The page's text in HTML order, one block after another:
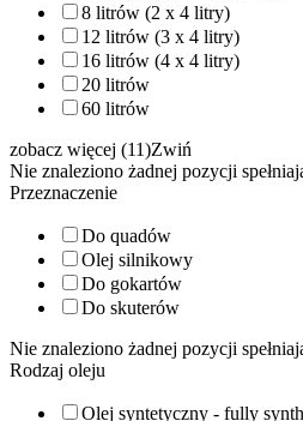
8 litrów (2 x 4 litry)
12 litrów (3 x 4 litry)
16 litrów (4 x 4 litry)
20 litrów
60 litrów
zobacz więcej (11)Zwiń
Nie znaleziono żadnej pozycji
Przeznaczenie
Do quadów
Olej silnikowy
Do gokartów
Do skuterów
Nie znaleziono żadnej pozycji
Rodzaj oleju
Olej syntetyczny - fully